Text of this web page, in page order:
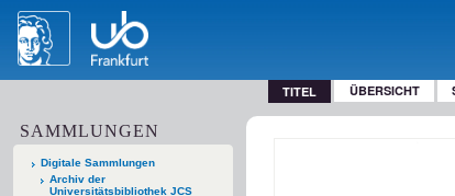
TITEL ÜBERSICHT
SAMMLUNGEN
Digitale Sammlungen
Archiv der
Universitätsbibliothek JCS